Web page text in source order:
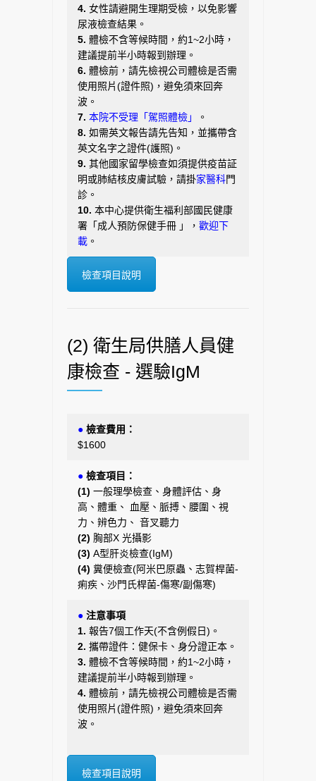
4. 女性請避開生理期受檢，以免影響
尿液檢查結果。
5. 體檢不含等候時間，約1~2小時，
建議提前半小時報到辦理。
6. 體檢前，請先檢視公司體檢是否需
使用照片(證件照)，避免須來回奔
波。
7. 本院不受理「駕照體檢」
。
8. 如需英文報告請先告知，並攜帶含
英文名字之證件(護照)。
9. 其他國家留學檢查如須提供疫苗証
明或肺結核皮膚試驗，請掛家醫科門
診。
10. 本中心提供衛生福利部國民健康
署「成人預防保健手冊 」
， 歡迎下
載 。
檢查項目說明
(2) 衛生局供膳人員健
康檢查 - 選驗IgM
● 檢查費用：
$1600
● 檢查項目：
(1) 一般理學檢查、身體評估、身
高、體重、 血壓、脈搏、腰圍、視
力、辨色力、 音叉聽力
(2) 胸部X 光攝影
(3) A型肝炎檢查(IgM)
(4) 糞便檢查(阿米巴原蟲、志賀桿菌-
痢疾、沙門氏桿菌-傷寒/副傷寒)
● 注意事項
1. 報告7個工作天(不含例假日)。
2. 攜帶證件：健保卡、身分證正本。
3. 體檢不含等候時間，約1~2小時，
建議提前半小時報到辦理。
4. 體檢前，請先檢視公司體檢是否需
使用照片(證件照)，避免須來回奔
波。
檢查項目說明